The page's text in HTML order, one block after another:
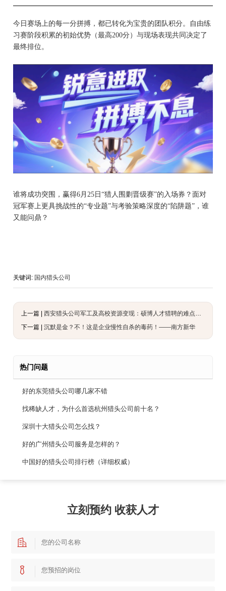
今日赛场上的每一分拼搏，都已转化为宝贵的团队积分。自由练
习赛阶段积累的初始优势（最高200分）与现场表现共同决定了
最终排位。
谁将成功突围，赢得6月25日“猎人围剿晋级赛”的入场券？ 面对
冠军赛上更具挑战性的“专业题”与考验策略深度的“陷阱题”，谁
又能问鼎？
关键词: 国内猎头公司
上一篇 | 西安猎头公司军工及高校资源变现：硕博人才猎聘的难点与解法
下一篇 | 沉默是金？不！这是企业慢性自杀的毒药！——南方新华
热门问题
好的东莞猎头公司哪几家不错
找稀缺人才，为什么首选杭州猎头公司前十名？
深圳十大猎头公司怎么找？
好的广州猎头公司服务是怎样的？
中国好的猎头公司排行榜（详细权威）
立刻预约 收获人才